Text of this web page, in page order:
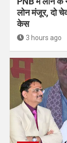
लोन मंजूर, दो
केस
3 hours ago